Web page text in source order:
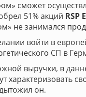
сможет
51% акций RSP
не занимался
войти в
СП в
выручки, в
характеризовать
он.